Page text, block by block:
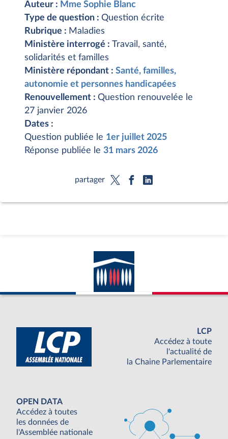
Auteur : Mme Sophie Blanc
Type de question : Question écrite
Rubrique : Maladies
Ministère interrogé : Travail, santé,
solidarités et familles
Ministère répondant : Santé, familles,
autonomie et personnes handicapées
Renouvellement : Question renouvelée le
27 janvier 2026
Dates :
Question publiée le 1er juillet 2025
Réponse publiée le 31 mars 2026
partager
LCP
Accédez à toute
l'actualité de
la Chaine Parlementaire
OPEN DATA
Accédez à toutes
les données de
l'Assemblée nationale